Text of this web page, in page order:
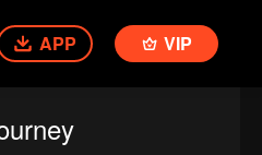
APP VIP